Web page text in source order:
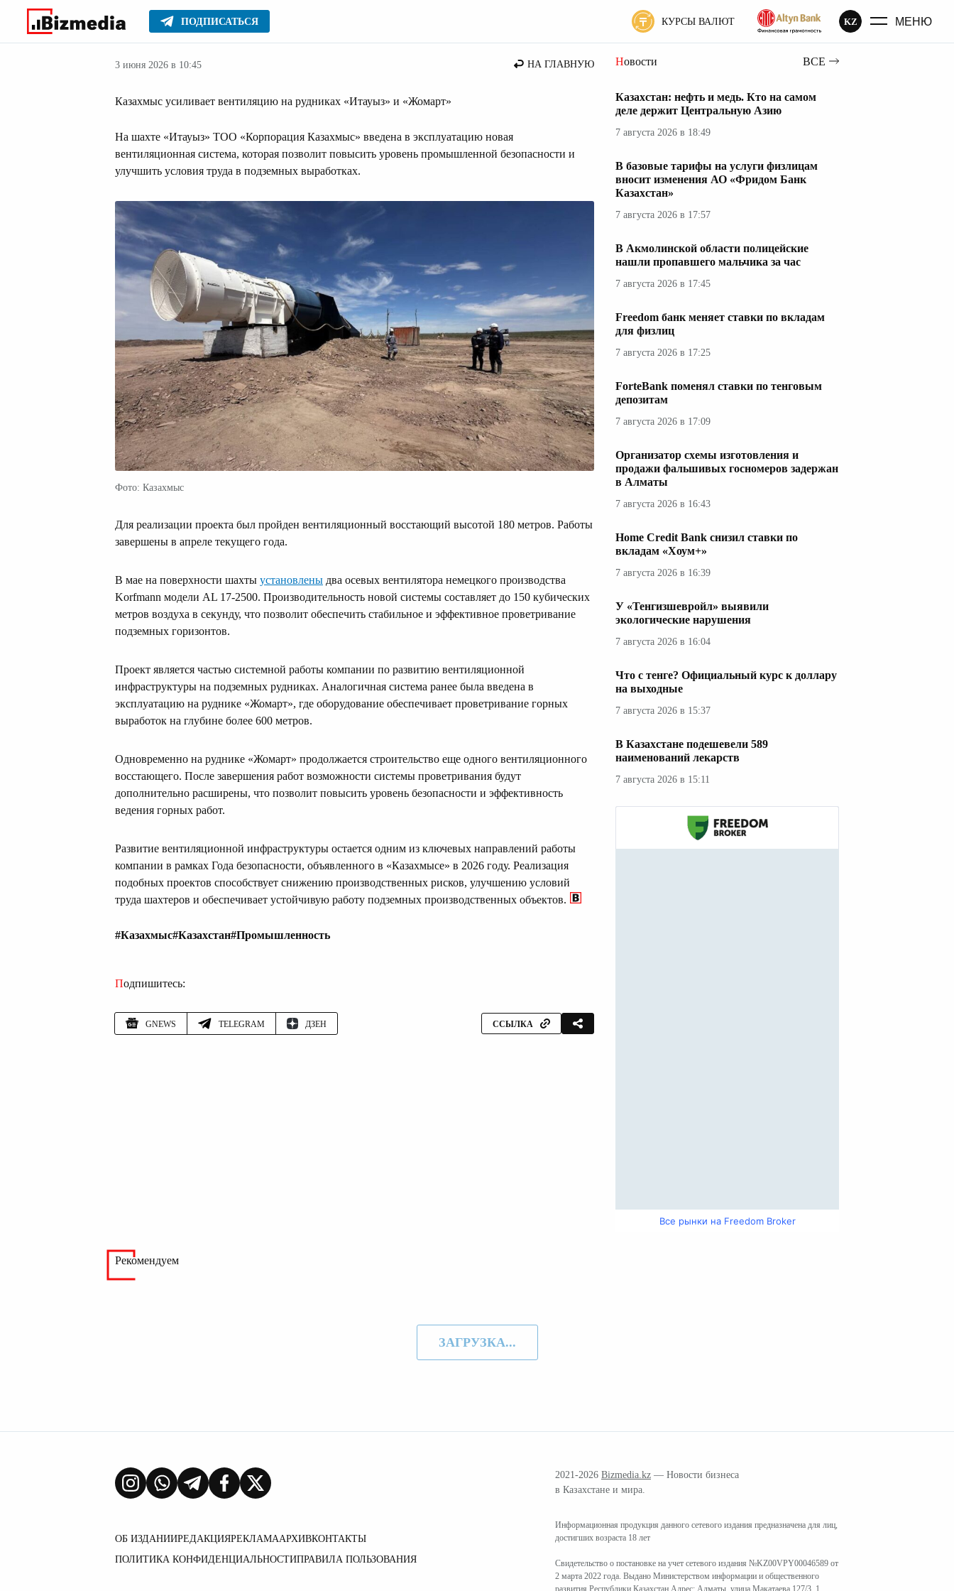
ПОДПИСАТЬСЯ КУРСЫ ВАЛЮТ KZ МЕНЮ
Главное Новости Новости Казахстана
3 июня 2026 в 10:45 НА ГЛАВНУЮ
Казахмыс усиливает вентиляцию на рудниках «Итауыз» и «Жомарт»
На шахте «Итауыз» ТОО «Корпорация Казахмыс» введена в эксплуатацию новая
вентиляционная система, которая позволит повысить уровень промышленной безопасности и
улучшить условия труда в подземных выработках.
Фото: Казахмыс
Для реализации проекта был пройден вентиляционный восстающий высотой 180 метров. Работы
завершены в апреле текущего года.
В мае на поверхности шахты установлены два осевых вентилятора немецкого производства
Korfmann модели AL 17-2500. Производительность новой системы составляет до 150 кубических
метров воздуха в секунду, что позволит обеспечить стабильное и эффективное проветривание
подземных горизонтов.
Проект является частью системной работы компании по развитию вентиляционной
инфраструктуры на подземных рудниках. Аналогичная система ранее была введена в
эксплуатацию на руднике «Жомарт», где оборудование обеспечивает проветривание горных
выработок на глубине более 600 метров.
Одновременно на руднике «Жомарт» продолжается строительство еще одного вентиляционного
восстающего. После завершения работ возможности системы проветривания будут
дополнительно расширены, что позволит повысить уровень безопасности и эффективность
ведения горных работ.
Развитие вентиляционной инфраструктуры остается одним из ключевых направлений работы
компании в рамках Года безопасности, объявленного в «Казахмысе» в 2026 году. Реализация
подобных проектов способствует снижению производственных рисков, улучшению условий
труда шахтеров и обеспечивает устойчивую работу подземных производственных объектов.
#Казахмыс#Казахстан#Промышленность
Подпишитесь:
GNEWS TELEGRAM ДЗЕН ССЫЛКА
Новости ВСЕ
Казахстан: нефть и медь. Кто на самом
деле держит Центральную Азию
7 августа 2026 в 18:49
В базовые тарифы на услуги физлицам
вносит изменения АО «Фридом Банк
Казахстан»
7 августа 2026 в 17:57
В Акмолинской области полицейские
нашли пропавшего мальчика за час
7 августа 2026 в 17:45
Freedom банк меняет ставки по вкладам
для физлиц
7 августа 2026 в 17:25
ForteBank поменял ставки по тенговым
депозитам
7 августа 2026 в 17:09
Организатор схемы изготовления и
продажи фальшивых госномеров задержан
в Алматы
7 августа 2026 в 16:43
Home Credit Bank снизил ставки по
вкладам «Хоум+»
7 августа 2026 в 16:39
У «Тенгизшевройл» выявили
экологические нарушения
7 августа 2026 в 16:04
Что с тенге? Официальный курс к доллару
на выходные
7 августа 2026 в 15:37
В Казахстане подешевели 589
наименований лекарств
7 августа 2026 в 15:11
Все рынки на Freedom Broker
Рекомендуем
ЗАГРУЗКА...
ОБ ИЗДАНИИРЕДАКЦИЯРЕКЛАМААРХИВКОНТАКТЫ
ПОЛИТИКА КОНФИДЕНЦИАЛЬНОСТИПРАВИЛА ПОЛЬЗОВАНИЯ
2021-2026 Bizmedia.kz — Новости бизнеса
в Казахстане и мира.
Информационная продукция данного сетевого издания предназначена для лиц,
достигших возраста 18 лет
Свидетельство о постановке на учет сетевого издания №KZ00VPY00046589 от
2 марта 2022 года. Выдано Министерством информации и общественного
развития Республики Казахстан Адрес: Алматы, улица Макатаева 127/3, 1